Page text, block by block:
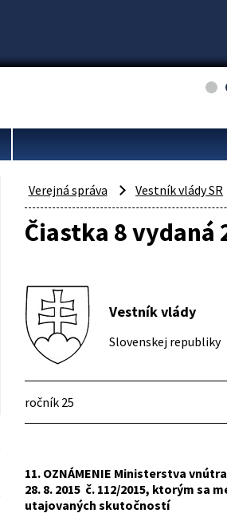
Verejná správa Vestník vlády SR
Čiastka 8 vydaná
Vestník vlády
Slovenskej republiky
ročník 25
11. OZNÁMENIE Ministerstva
28. 8. 2015 č. 112/2015, ktorým
utajovaných skutočností